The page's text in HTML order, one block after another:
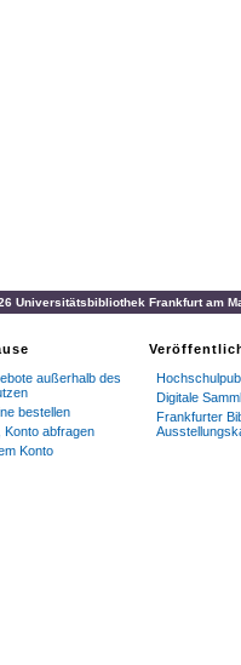
Universitätsbibliothek Frankfurt am
außerhalb des
bestellen
Konto abfragen
Konto
Digitale
Frankfurter